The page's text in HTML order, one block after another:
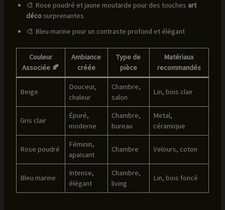
🎨 Rose poudré et jaune moutarde pour des touches art
décosurprenantes
🎨 Bleu marine pour un contraste profond et élégant
Couleur
Associée 🍂
Ambiance
créée
Type de
pièce
Matériaux
recommandés
Beige
Douceur,
chaleur
Chambre,
salon
Lin, bois clair
Gris clair
Épuré,
moderne
Chambre,
bureau
Metal,
céramique
Rose poudré
Féminin,
apaisant
Chambre Velours, coton
Bleu marine
Intense,
élégant
Chambre,
living
Lin, bois foncé